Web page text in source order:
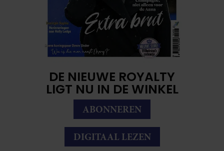
DE NIEUWE ROYALTY
LIGT NU IN DE WINKEL
ABONNEREN
DIGITAAL LEZEN